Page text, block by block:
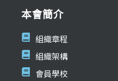
本會簡介
組織章程
組織架構
會員學校